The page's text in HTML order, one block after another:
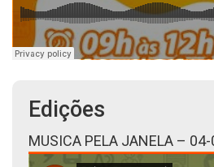
Edições
MUSICA PELA JANELA –